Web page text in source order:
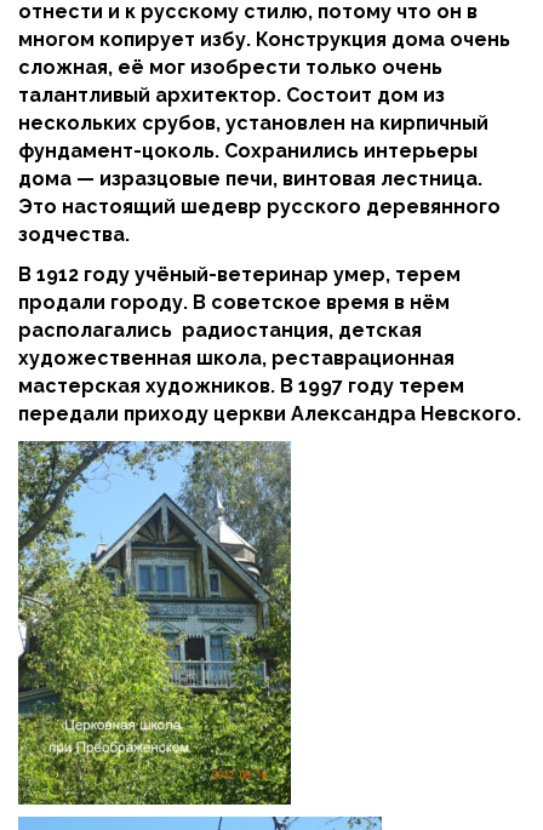
отнести и к русскому стилю, потому что он в
многом копирует избу. Конструкция дома очень
сложная, её мог изобрести только очень
талантливый архитектор. Состоит дом из
нескольких срубов, установлен на кирпичный
фундамент-цоколь. Сохранились интерьеры
дома — изразцовые печи, винтовая лестница.
Это настоящий шедевр русского деревянного
зодчества.
В 1912 году учёный-ветеринар умер, терем
продали городу. В советское время в нём
располагались радиостанция, детская
художественная школа, реставрационная
мастерская художников. В 1997 году терем
передали приходу церкви Александра Невского.